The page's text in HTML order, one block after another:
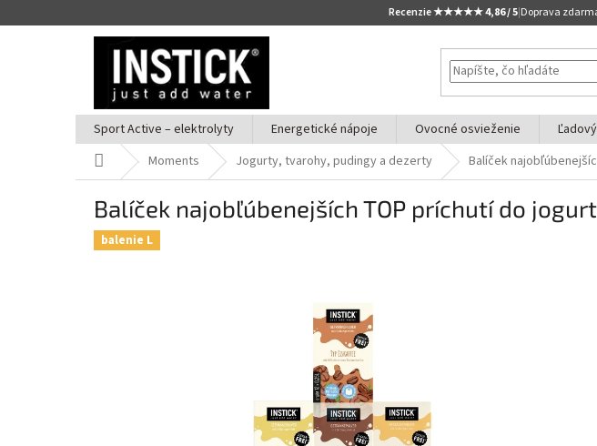
Recenzie ★★★★★4,86 / 5|Doprava
Sport Active – elektrolyty Energetické nápoje Ovocné osvieženie
DomovMoments Jogurty, tvarohy, pudingy a dezerty Balíček
Balíček najobľúbenejších TOP príchutí do
balenie L